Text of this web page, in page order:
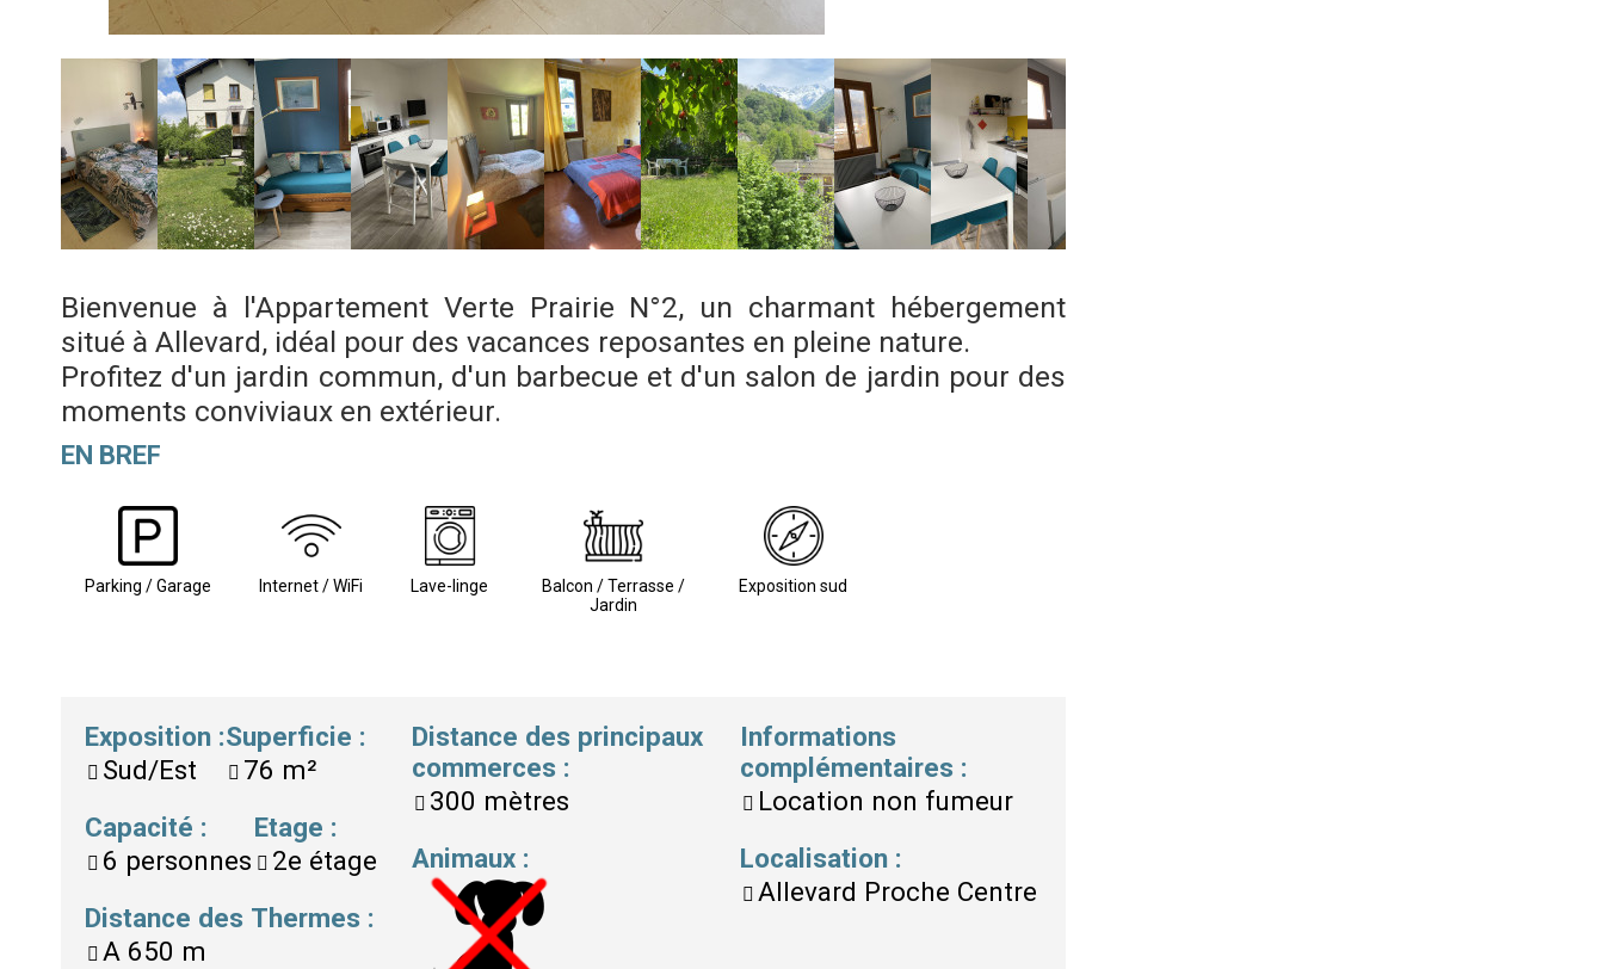
Bienvenue à l'Appartement Verte Prairie N°2, un charmant hébergement
situé à Allevard, idéal pour des vacances reposantes en pleine nature.
Profitez d'un jardin commun, d'un barbecue et d'un salon de jardin pour des
moments conviviaux en extérieur.
EN BREF
Parking / Garage Internet / WiFi Lave-linge
Balcon / Terrasse /
Jardin
Exposition sud
Exposition :
Sud/Est
Superficie :
76 m²
Capacité :
6 personnes
Etage :
2e étage
Distance des Thermes :
A 650 m
Distance des principaux
commerces :
300 mètres
Animaux :
Informations
complémentaires :
Location non fumeur
Localisation :
Allevard Proche Centre